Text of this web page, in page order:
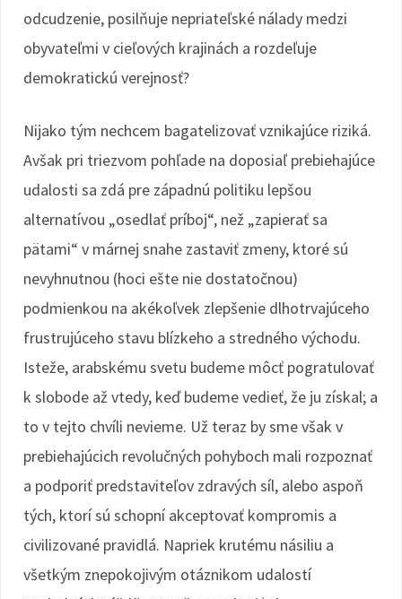
odcudzenie, posilňuje nepriateľské nálady medzi
obyvateľmi v cieľových krajinách a rozdeľuje
demokratickú verejnosť?
Nijako tým nechcem bagatelizovať vznikajúce riziká.
Avšak pri triezvom pohľade na doposiaľ prebiehajúce
udalosti sa zdá pre západnú politiku lepšou
alternatívou „osedlať príboj“, než „zapierať sa
pätami“ v márnej snahe zastaviť zmeny, ktoré sú
nevyhnutnou (hoci ešte nie dostatočnou)
podmienkou na akékoľvek zlepšenie dlhotrvajúceho
frustrujúceho stavu blízkeho a stredného východu.
Isteže, arabskému svetu budeme môcť pogratulovať
k slobode až vtedy, keď budeme vedieť, že ju získal; a
to v tejto chvíli nevieme. Už teraz by sme však v
prebiehajúcich revolučných pohyboch mali rozpoznať
a podporiť predstaviteľov zdravých síl, alebo aspoň
tých, ktorí sú schopní akceptovať kompromis a
civilizované pravidlá. Napriek krutému násiliu a
všetkým znepokojivým otáznikom udalostí